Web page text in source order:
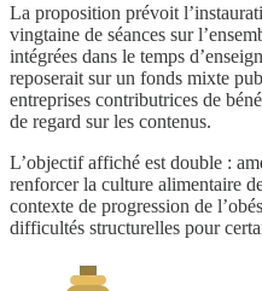
La proposition prévoit
vingtaine de séances sur
intégrées dans le temps
reposerait sur un fonds mixte
entreprises contributrices de
de regard sur les contenus.
L’objectif affiché est double :
renforcer la culture alimentaire
contexte de progression de
difficultés structurelles pour